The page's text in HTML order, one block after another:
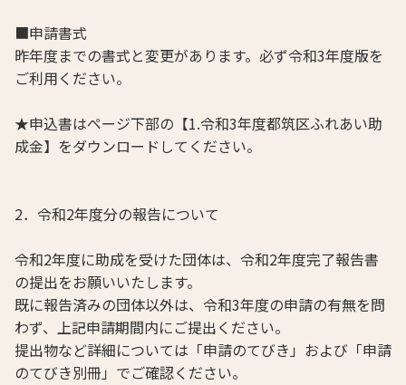
■申請書式
昨年度までの書式と変更があります。必ず令和3年度版を
ご利用ください。
★申込書はページ下部の【1.令和3年度都筑区ふれあい助
成金】をダウンロードしてください。
2．令和2年度分の報告について
令和2年度に助成を受けた団体は、令和2年度完了報告書
の提出をお願いいたします。
既に報告済みの団体以外は、令和3年度の申請の有無を問
わず、上記申請期間内にご提出ください。
提出物など詳細については「申請のてびき」および「申請
のてびき別冊」でご確認ください。